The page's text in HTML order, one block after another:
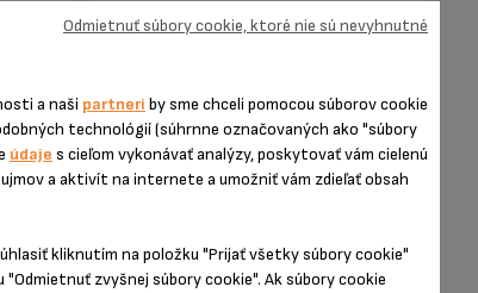
JEDNORAZOVÁ PEVNÁ CENA OPRAVY -
a naši partneri by sme chceli pomocou súborov cookie
technológií (súhrnne označovaných ako "súbory
údaje s cieľom vykonávať analýzy, poskytovať vám cielenú
a aktivít na internete a umožniť vám zdieľať obsah
kliknutím na položku "Prijať všetky súbory cookie"
zvyšnej súbory cookie". Ak súbory cookie
Odmietnuť súbory cookie, ktoré nie sú nevyhnutné